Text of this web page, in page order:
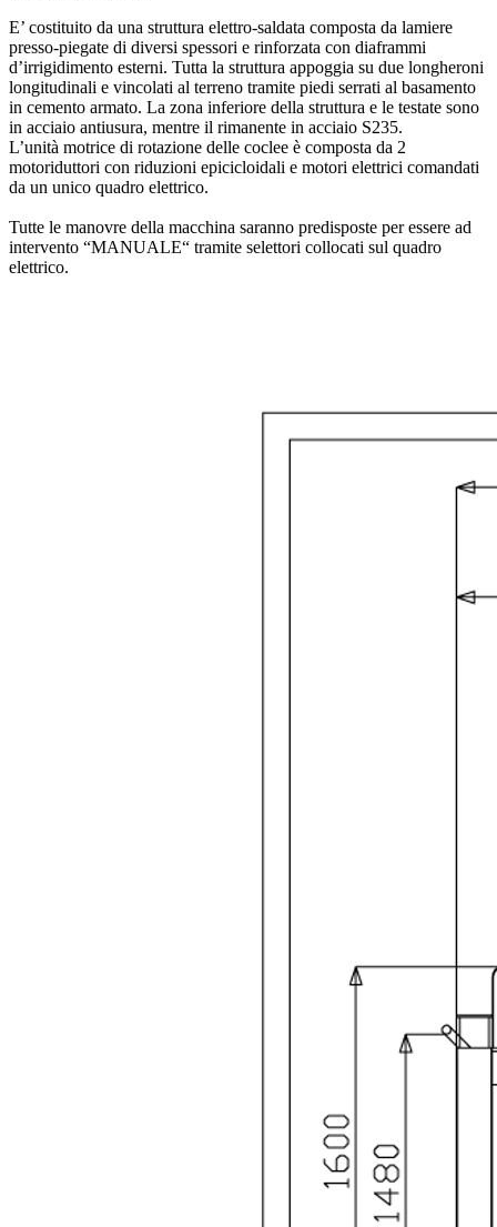
E’ costituito da una struttura elettro-saldata composta da lamiere
presso-piegate di diversi spessori e rinforzata con diaframmi
d’irrigidimento esterni. Tutta la struttura appoggia su due longheroni
longitudinali e vincolati al terreno tramite piedi serrati al basamento
in cemento armato. La zona inferiore della struttura e le testate sono
in acciaio antiusura, mentre il rimanente in acciaio S235.
L’unità motrice di rotazione delle coclee è composta da 2
motoriduttori con riduzioni epicicloidali e motori elettrici comandati
da un unico quadro elettrico.
Tutte le manovre della macchina saranno predisposte per essere ad
intervento “MANUALE“ tramite selettori collocati sul quadro
elettrico.